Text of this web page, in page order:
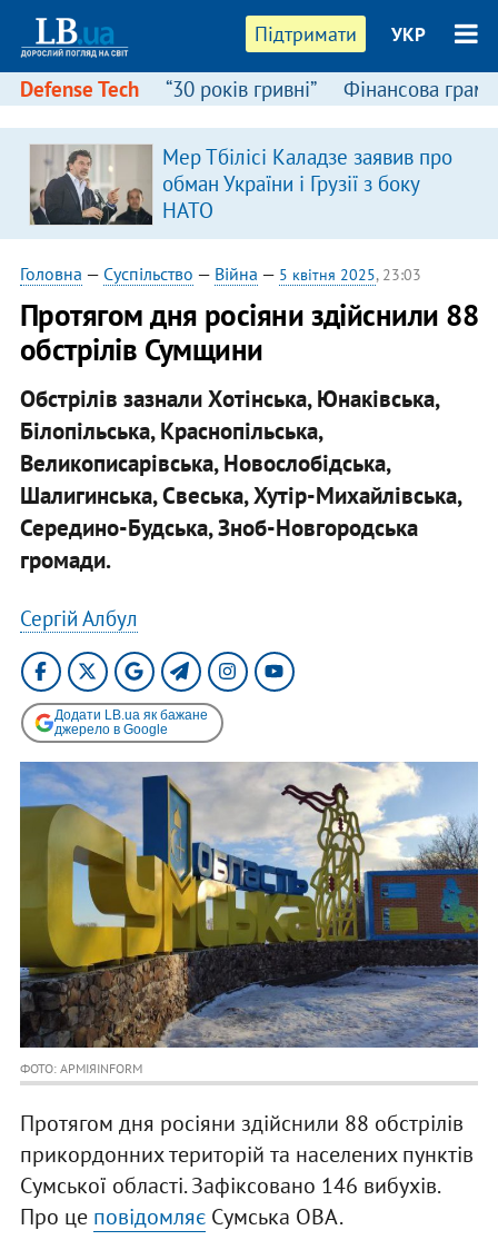
Підтримати УКР
Defense Tech “30 років гривні” Фінансова
Мер Тбілісі Каладзе заявив про
обман України і Грузії з боку
НАТО
Головна — Суспільство — Війна — 5 квітня 2025, 23:03
Протягом дня росіяни здійснили 88
обстрілів Сумщини
Обстрілів зазнали Хотінська, Юнаківська,
Білопільська, Краснопільська,
Великописарівська, Новослобідська,
Шалигинська, Свеська, Хутір-Михайлівська,
Середино-Будська, Зноб-Новгородська
громади.
Сергій Албул
Додати LB.ua як бажане
джерело в Google
ФОТО: АРМІЯINFORM
Протягом дня росіяни здійснили 88 обстрілів
прикордонних територій та населених пунктів
Сумської області. Зафіксовано 146 вибухів.
Про це повідомляєСумська ОВА.